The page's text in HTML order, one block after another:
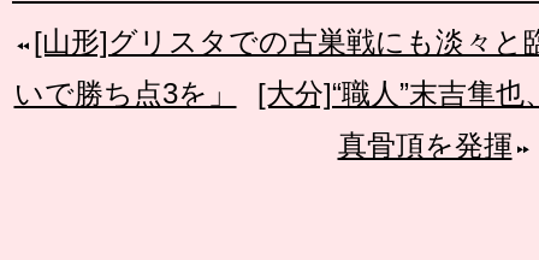
[山形]グリスタでの古巣戦にも淡々と
いで勝ち点3を」
[大分]“職人”末吉隼
真骨頂を発揮